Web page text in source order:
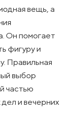
вещь, а
Он помогает
фигуру и
Правильная
выбор
частью
и вечерних